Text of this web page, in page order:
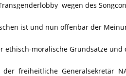
wegen des
ist und nun offenbar der
moralische Grundsätze und
der freiheitliche Generalsekretär